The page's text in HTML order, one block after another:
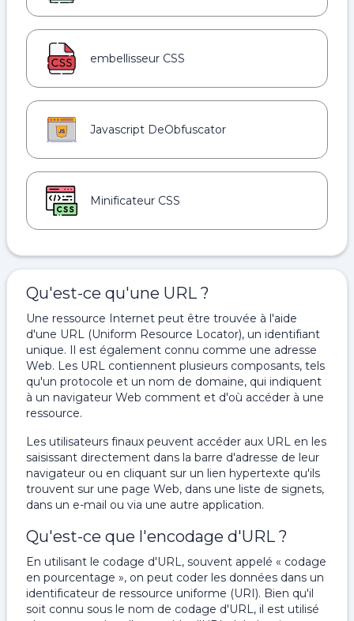
embellisseur CSS
Javascript DeObfuscator
Minificateur CSS
Qu'est-ce qu'une URL ?
Une ressource Internet peut être trouvée à l'aide
d'une URL (Uniform Resource Locator), un identifiant
unique. Il est également connu comme une adresse
Web. Les URL contiennent plusieurs composants, tels
qu'un protocole et un nom de domaine, qui indiquent
à un navigateur Web comment et d'où accéder à une
ressource.
Les utilisateurs finaux peuvent accéder aux URL en les
saisissant directement dans la barre d'adresse de leur
navigateur ou en cliquant sur un lien hypertexte qu'ils
trouvent sur une page Web, dans une liste de signets,
dans un e-mail ou via une autre application.
Qu'est-ce que l'encodage d'URL ?
En utilisant le codage d'URL, souvent appelé « codage
en pourcentage », on peut coder les données dans un
identificateur de ressource uniforme (URI). Bien qu'il
soit connu sous le nom de codage d'URL, il est utilisé